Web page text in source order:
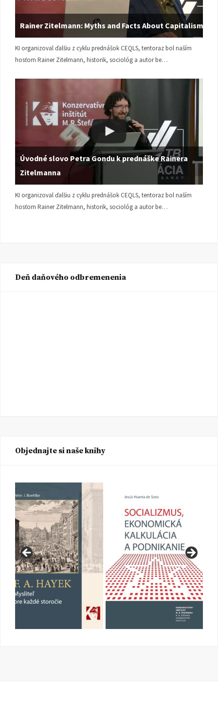
Rainer Zitelmann: Myths and Facts About Capitalism
KI organizoval ďalšiu z cyklu prednášok CEQLS, tentoraz bol naším
hosťom Rainer Zitelmann, historik, sociológ a autor be…
Úvodné slovo Petra Gondu k prednáške Rainera
Zitelmanna
KI organizoval ďalšiu z cyklu prednášok CEQLS, tentoraz bol naším
hosťom Rainer Zitelmann, historik, sociológ a autor be…
Deň daňového odbremenenia
Objednajte si naše knihy